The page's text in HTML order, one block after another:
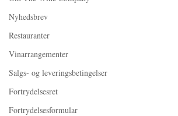
Nyhedsbrev
Restauranter
Vinarrangementer
Salgs- og leveringsbetingelser
Fortrydelsesret
Fortrydelsesformular